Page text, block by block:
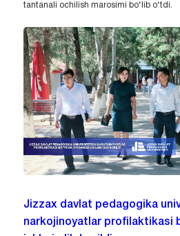
tantanali ochilish marosimi bo‘lib o‘tdi.
Jizzax davlat pedagogika
narkojinoyatlar profilaktikasi